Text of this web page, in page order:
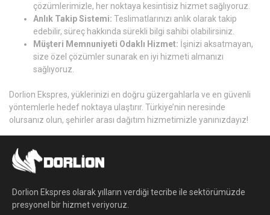
çözümlerimizle, her noktaya kesintisiz hizmet sağlıyoruz.
Anlık Takip Sistemi: Teslimatlarınızı anlık olarak takip
edebilir, süreç hakkında sürekli bilgi sahibi olabilirsiniz.
Müşteri Memnuniyeti Odaklı Hizmet: İşinizi aksatmayan,
size özel çözümler sunarak en iyi hizmeti almanızı
sağlıyoruz.
Dorlion Ekspres, yüklerinizi en doğru güzergahlarla ve en güvenli
yöntemlerle hedef noktaya ulaştırır. Türkiye’nin neresinde
olursanız olun, şehirler arası dağıtım hizmetimizle yanınızdayız!
Dorlion Ekspres olarak yılların verdiği tecribe ile sektörümüzde
presyonel bir hizmet veriyoruz.